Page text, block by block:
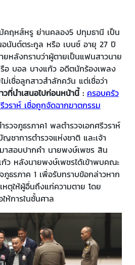
คฤหส์หรู ย่านคลอง5 ปทุมธานี เป็น
นันต์ตระกูล หรือ เบนซ์ อายุ 27 ปี
ยหลังทราบว่าผู้ตายเป็นแฟนสาวนาย
บอล บางแก้ว อดีตนักร้องเพลง
เชื่อลูกสาวสำลักควัน แต่เชื่อว่า
วที่นำเสนอไปก่อนหน้านี้ : ครอบครัว
ราห์ เชื่อถูกจัดฉากฆาตกรรม
วจภูธรภาค1 พลตำรวจเอกศรีวราห์
าการตำรวจแห่งชาติ และเจ้า
าสอบปากคำ นายพงษ์เพชร สิน
ว หลังนายพงษ์เพชรได้เข้าพบคณะ
ธรภาค 1 เพื่อรับทราบข้อกล่าวหาก
หตุให้ผู้อื่นถึงแก่ความตาย โดย
ห้การในชั้นศาล